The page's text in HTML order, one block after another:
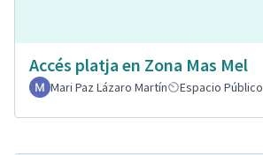
Accés platja en Zona Mas Mel
Mari Paz Lázaro Martín
Espacio Público